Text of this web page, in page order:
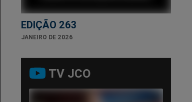
EDIÇÃO 263
JANEIRO DE 2026
TV JCO